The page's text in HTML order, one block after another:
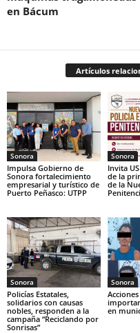
en Bácum
Artículos
Sonora
Impulsa Gobierno de
Sonora fortalecimiento
empresarial y turístico de
Puerto Peñasco: UTPP
Sonora
Invita
de la
de la
Sonora
Policías Estatales,
solidarios con causas
nobles, responden a la
campaña “Reciclando por
Sonrisas”
Sonora
en